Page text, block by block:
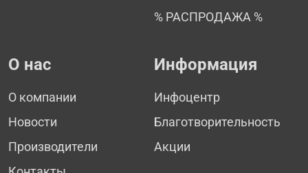
% РАСПРОДАЖА %
О нас
О компании
Новости
Производители
Информация
Инфоцентр
Благотворительность
Акции